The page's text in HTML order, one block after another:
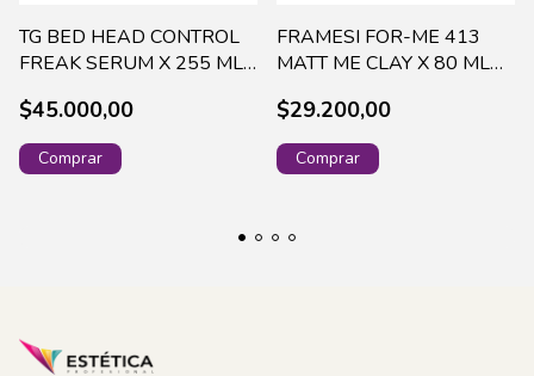
TG BED HEAD CONTROL
FREAK SERUM X 255 ML
$45.000,00
FRAMESI FOR-ME 413
MATT ME CLAY X 80 ML
$29.200,00